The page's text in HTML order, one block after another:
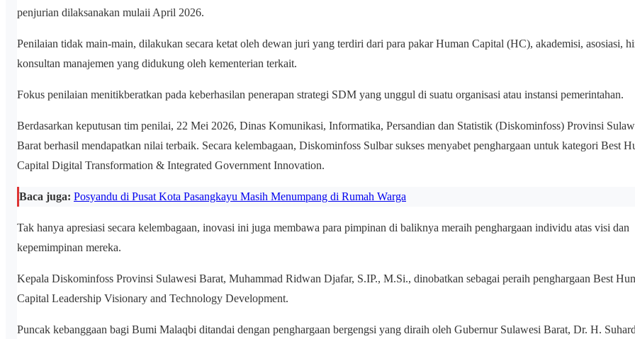
penjurian dilaksanakan mulaii April 2026.
Penilaian tidak main-main, dilakukan secara ketat oleh dewan juri yang terdiri dari para pakar Human Capital (HC), akademisi, asosiasi,
konsultan manajemen yang didukung oleh kementerian terkait.
Fokus penilaian menitikberatkan pada keberhasilan penerapan strategi SDM yang unggul di suatu organisasi atau instansi pemerintahan.
Berdasarkan keputusan tim penilai, 22 Mei 2026, Dinas Komunikasi, Informatika, Persandian dan Statistik (Diskominfoss) Provinsi
Barat berhasil mendapatkan nilai terbaik. Secara kelembagaan, Diskominfoss Sulbar sukses menyabet penghargaan untuk kategori Best
Capital Digital Transformation & Integrated Government Innovation.
Baca juga: Posyandu di Pusat Kota Pasangkayu Masih Menumpang di Rumah Warga
Tak hanya apresiasi secara kelembagaan, inovasi ini juga membawa para pimpinan di baliknya meraih penghargaan individu atas visi dan
kepemimpinan mereka.
Kepala Diskominfoss Provinsi Sulawesi Barat, Muhammad Ridwan Djafar, S.IP., M.Si., dinobatkan sebagai peraih penghargaan Best
Capital Leadership Visionary and Technology Development.
Puncak kebanggaan bagi Bumi Malaqbi ditandai dengan penghargaan bergengsi yang diraih oleh Gubernur Sulawesi Barat, Dr. H.